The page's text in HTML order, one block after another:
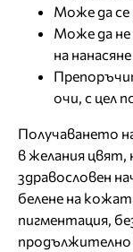
Може да се
Може да не
на
очи, с цел
Получаването
в желания цвят,
здравословен
белене на
пигментация,
продължително